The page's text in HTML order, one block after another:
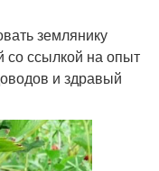
землянику
со ссылкой на опыт
и здравый